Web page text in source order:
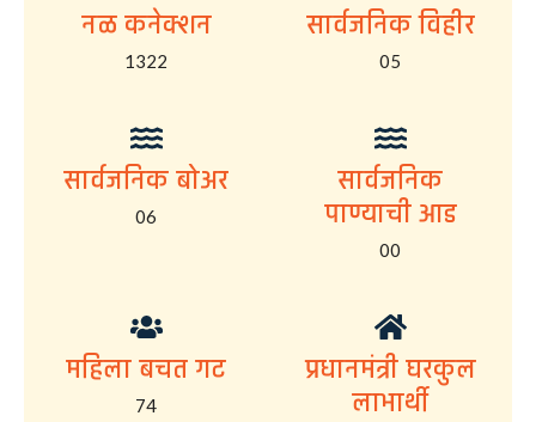
नळ कनेक्शन
1322
सार्वजनिक विहीर
05
सार्वजनिक बोअर
06
सार्वजनिक
पाण्याची आड
00
महिला बचत गट
74
प्रधानमंत्री घरकुल
लाभार्थी